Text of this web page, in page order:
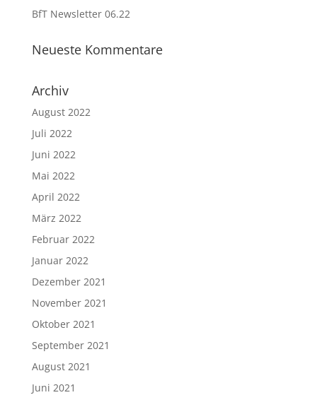
BfT Newsletter 06.22
Neueste Kommentare
Archiv
August 2022
Juli 2022
Juni 2022
Mai 2022
April 2022
März 2022
Februar 2022
Januar 2022
Dezember 2021
November 2021
Oktober 2021
September 2021
August 2021
Juni 2021